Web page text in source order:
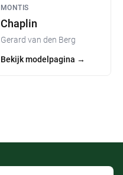
MONTIS
Chaplin
Gerard van den Berg
Bekijk modelpagina →